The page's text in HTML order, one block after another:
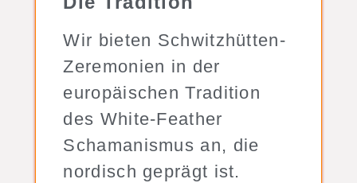
Wir bieten Schwitzhütten-
Zeremonien in der
europäischen Tradition
des White-Feather
Schamanismus an, die
nordisch geprägt ist.